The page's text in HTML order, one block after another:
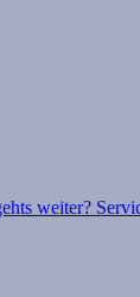
weiter?